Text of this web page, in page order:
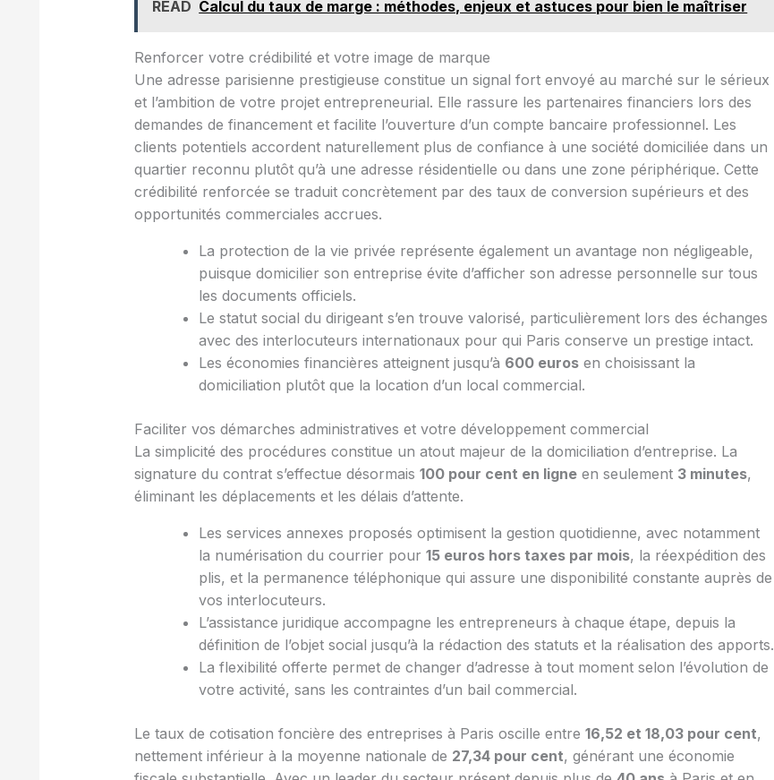
READ Calcul du taux de marge : méthodes, enjeux et astuces pour bien le maîtriser
Renforcer votre crédibilité et votre image de marque
Une adresse parisienne prestigieuse constitue un signal fort envoyé au marché sur le sérieux
et l’ambition de votre projet entrepreneurial. Elle rassure les partenaires financiers lors des
demandes de financement et facilite l’ouverture d’un compte bancaire professionnel. Les
clients potentiels accordent naturellement plus de confiance à une société domiciliée dans un
quartier reconnu plutôt qu’à une adresse résidentielle ou dans une zone périphérique. Cette
crédibilité renforcée se traduit concrètement par des taux de conversion supérieurs et des
opportunités commerciales accrues.
La protection de la vie privée représente également un avantage non négligeable,
puisque domicilier son entreprise évite d’afficher son adresse personnelle sur tous
les documents officiels.
Le statut social du dirigeant s’en trouve valorisé, particulièrement lors des échanges
avec des interlocuteurs internationaux pour qui Paris conserve un prestige intact.
Les économies financières atteignent jusqu’à 600 euros en choisissant la
domiciliation plutôt que la location d’un local commercial.
Faciliter vos démarches administratives et votre développement commercial
La simplicité des procédures constitue un atout majeur de la domiciliation d’entreprise. La
signature du contrat s’effectue désormais100 pour cent en ligne en seulement 3 minutes,
éliminant les déplacements et les délais d’attente.
Les services annexes proposés optimisent la gestion quotidienne, avec notamment
la numérisation du courrier pour15 euros hors taxes par mois, la réexpédition des
plis, et la permanence téléphonique qui assure une disponibilité constante auprès de
vos interlocuteurs.
L’assistance juridique accompagne les entrepreneurs à chaque étape, depuis la
définition de l’objet social jusqu’à la rédaction des statuts et la réalisation des apports.
La flexibilité offerte permet de changer d’adresse à tout moment selon l’évolution de
votre activité, sans les contraintes d’un bail commercial.
Le taux de cotisation foncière des entreprises à Paris oscille entre16,52 et 18,03 pour cent,
nettement inférieur à la moyenne nationale de 27,34 pour cent, générant une économie